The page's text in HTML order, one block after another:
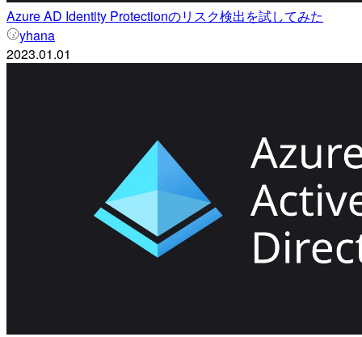
Azure AD Identity Protectionのリスク検出を試してみた
yhana
2023.01.01